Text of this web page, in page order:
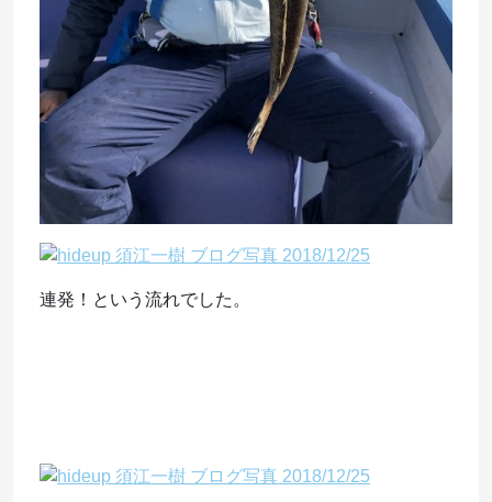
連発！という流れでした。